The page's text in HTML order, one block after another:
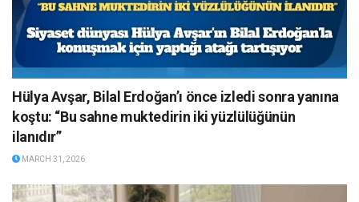
Hülya Avşar, Bilal Erdoğan’ı önce izledi sonra yanına
koştu: “Bu sahne muktedirin iki yüzlülüğünün
ilanıdır”
MARCH 31, 2026